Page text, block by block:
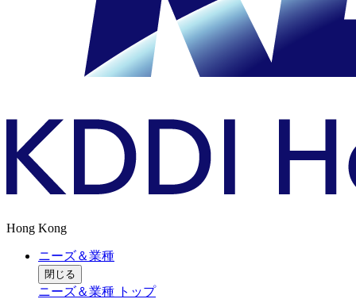
Hong Kong
ニーズ＆業種
閉じる
ニーズ＆業種 トップ